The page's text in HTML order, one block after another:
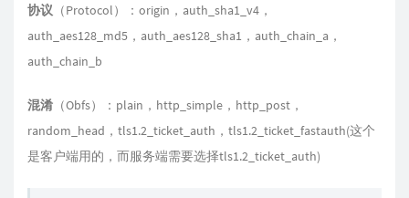
协议 （Protocol）：origin，auth_sha1_v4，
auth_aes128_md5，auth_aes128_sha1，auth_chain_a，
auth_chain_b
混淆 （Obfs）：plain，http_simple，http_post，
random_head，tls1.2_ticket_auth，tls1.2_ticket_fastauth(这个
是客户端用的，而服务端需要选择tls1.2_ticket_auth)